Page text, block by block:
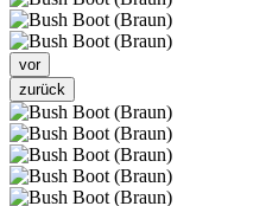
vor
zurück